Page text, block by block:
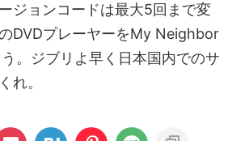
ジョンコードは最大5回まで変
DVDプレーヤーをMy Neighbor
。ジブリよ早く日本国内でのサ
れ。